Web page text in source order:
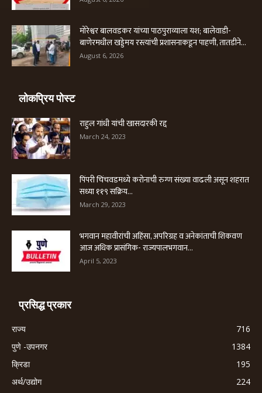
मोरेश्वर बालवडकर यांच्या पाठपुराव्याला यश; बालेवाडी-
बाणेरमधील खड्डेमय रस्त्यांची प्रशासनाकडून पाहणी, तातडीने...
August 6, 2026
लोकप्रिय पोस्ट
राहुल गांधी यांची खासदारकी रद्द
March 24, 2023
पिंपरी चिंचवडमध्ये करोनाची रुग्ण संख्या वाढली असून शहरात
सध्या ११९ सक्रिय...
March 29, 2023
भगवान महावीरांची अहिंसा, अपरिग्रह व अनेकांताची शिकवण
आज अधिक प्रासंगिक- राज्यपालभगवान...
April 5, 2023
प्रसिद्ध प्रकार
राज्य
716
पुणे -उपनगर
1384
क्रिडा
195
अर्थ/उद्योग
224